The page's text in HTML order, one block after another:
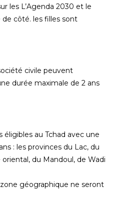
les L’Agenda 2030 et le
de côté. les filles sont
civile peuvent
durée maximale de 2 ans
au Tchad avec une
: les provinces du Lac, du
du Mandoul, de Wadi
géographique ne seront